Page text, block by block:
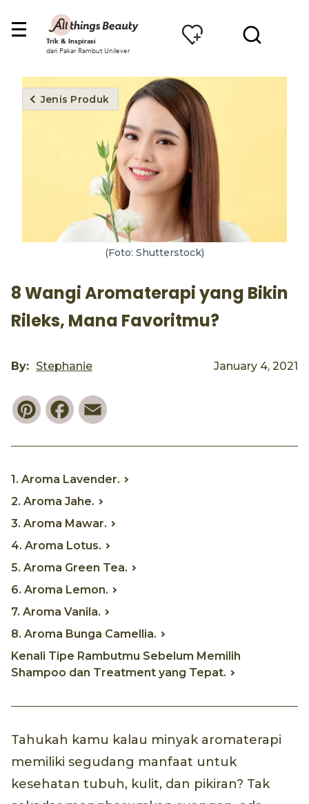
Trik & Inspirasi
dari Pakar Rambut Unilever
Jenis Produk
(Foto: Shutterstock)
8 Wangi Aromaterapi yang Bikin
Rileks, Mana Favoritmu?
By: Stephanie January 4, 2021
PinterestFacebook
1. Aroma Lavender.
2. Aroma Jahe.
3. Aroma Mawar.
4. Aroma Lotus.
5. Aroma Green Tea.
6. Aroma Lemon.
7. Aroma Vanila.
8. Aroma Bunga Camellia.
Kenali Tipe Rambutmu Sebelum Memilih
Shampoo dan Treatment yang Tepat.
Tahukah kamu kalau minyak aromaterapi
memiliki segudang manfaat untuk
kesehatan tubuh, kulit, dan pikiran? Tak